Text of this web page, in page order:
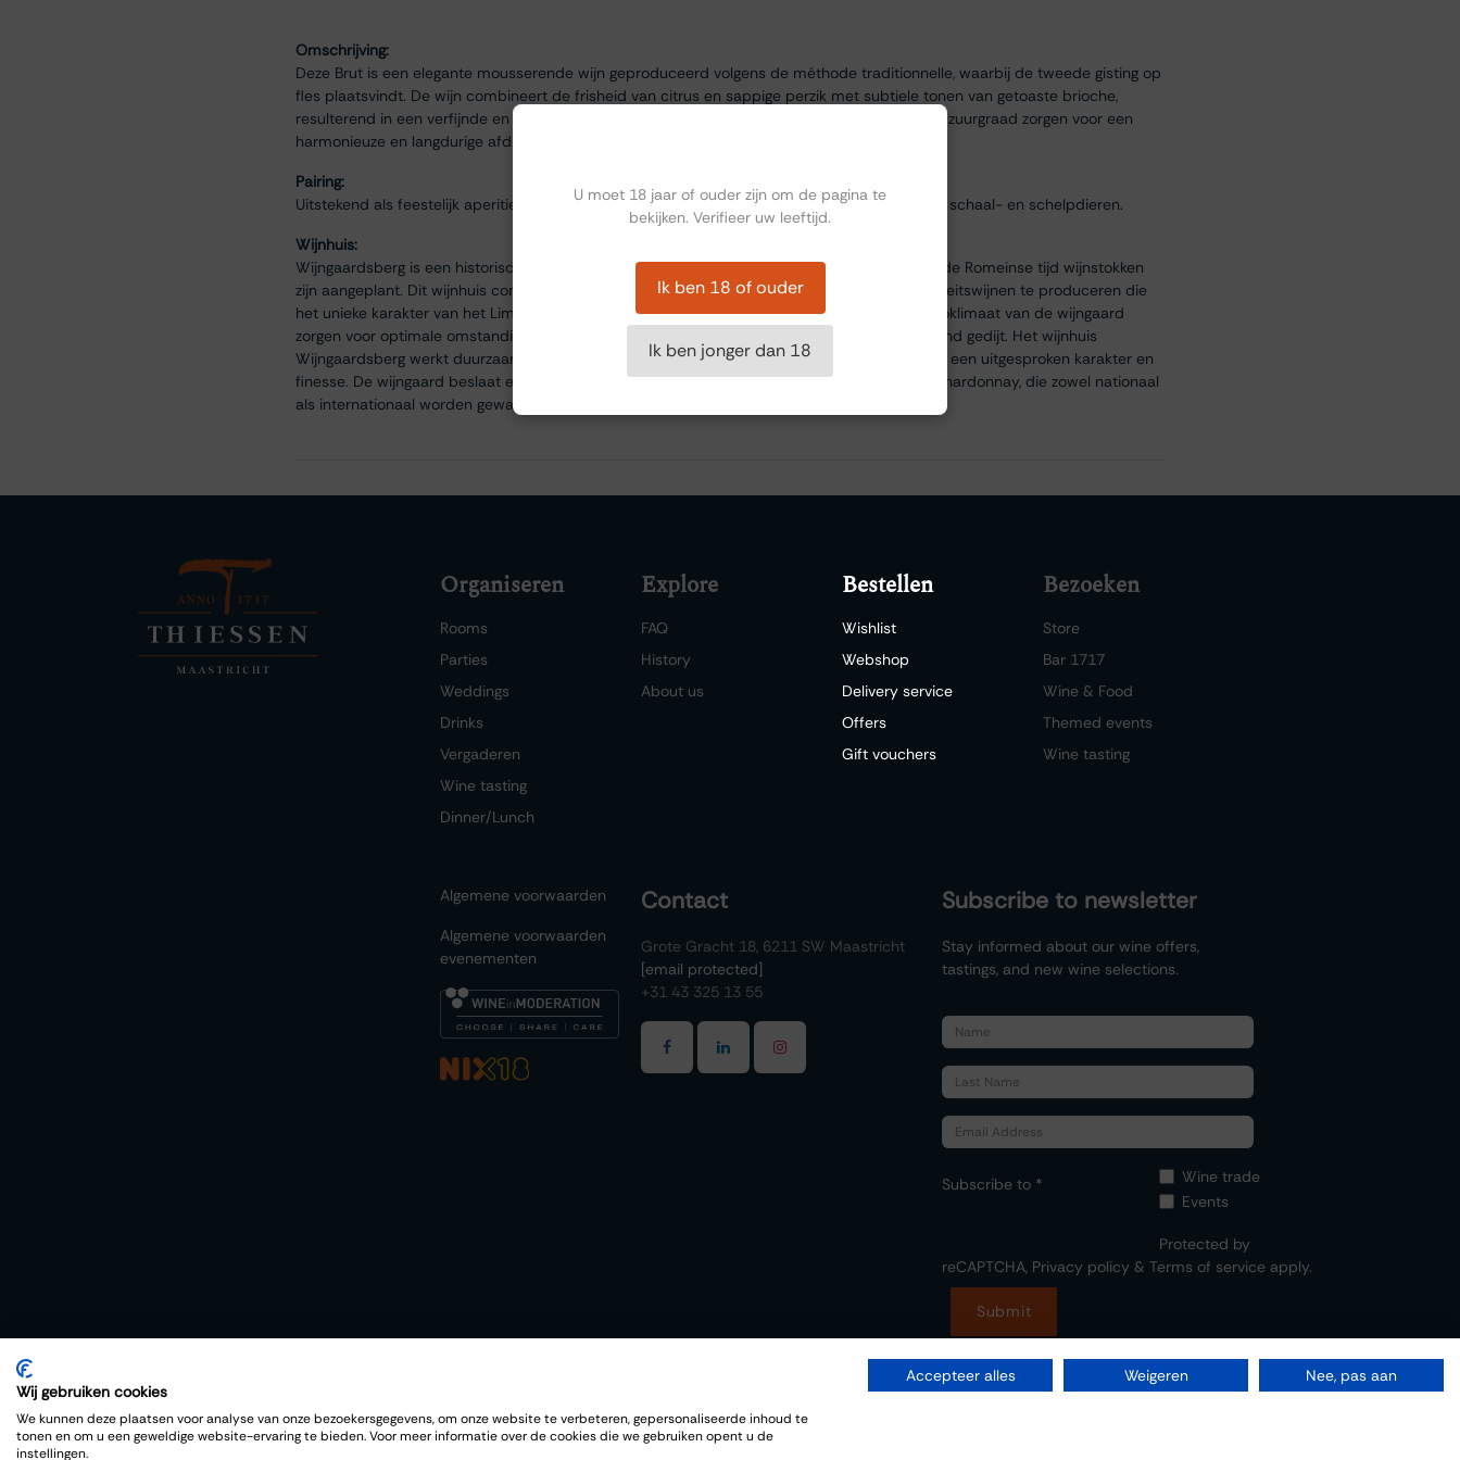
Omschrijving:
Deze Brut is een elegante mousserende wijn geproduceerd volgens de méthode traditionnelle, waarbij de tweede gisting op
fles plaatsvindt. De wijn combineert de frisheid van citrus en sappige perzik met subtiele tonen van getoaste brioche,
resulterend in een verfijnde en zachte mousse. De minerale ondertoon en de gebalanceerde zuurgraad zorgen voor een
harmonieuze en langdurige afdronk.
Pairing:
Uitstekend als feestelijk aperitief. Combineert goed met sushi, sashimi, lichte visgerechten en schaal- en schelpdieren.​
Wijnhuis:
Wijngaardsberg is een historisch wijnhuis gelegen in het Limburgse landschap, waar al sinds de Romeinse tijd wijnstokken
zijn aangeplant. Dit wijnhuis combineert traditie met moderne wijnbouwtechnieken om kwaliteitswijnen te produceren die
het unieke karakter van het Limburgse terroir weerspiegelen. De kalkrijke bodem en het microklimaat van de wijngaard
zorgen voor optimale omstandigheden voor de teelt van Pinot Noir, een druif die hier uitstekend gedijt. Het wijnhuis
Wijngaardsberg werkt duurzaam en met respect voor de natuur, wat resulteert in wijnen met een uitgesproken karakter en
finesse. De wijngaard beslaat een aantal hectare en produceert voornamelijk Pinot Noir en Chardonnay, die zowel nationaal
als internationaal worden gewaardeerd.
Organiseren
Rooms
Parties
Weddings
Drinks
Vergaderen
Wine tasting
Dinner/Lunch
Explore
FAQ
History
About us
Bestellen
Wishlist
Webshop
Delivery service
Offers
Gift vouchers
Bezoeken
Store
Bar 1717
Wine & Food
Themed events
Wine tasting
Algemene voorwaarden
Algemene voorwaarden
evenementen
Contact
Grote Gracht 18, 6211 SW Maastricht
[email protected]
+31 43 325 13 55
Subscribe to newsletter
Stay informed about our wine offers,
tastings, and new wine selections.
Subscribe to *
Wine trade
Events
Protected by
reCAPTCHA, Privacy policy & Terms of service apply.
Submit
U moet 18 jaar of ouder zijn om de pagina te
bekijken. Verifieer uw leeftijd.
Ik ben 18 of ouder
Ik ben jonger dan 18
Copyright © Thiessen Wijnkoopers
-
Wij gebruiken cookies
We kunnen deze plaatsen voor analyse van onze bezoekersgegevens, om onze website te verbeteren, gepersonaliseerde inhoud te
tonen en om u een geweldige website-ervaring te bieden. Voor meer informatie over de cookies die we gebruiken opent u de
instellingen.
Accepteer alles Weigeren Nee, pas aan